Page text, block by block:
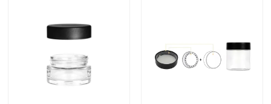
Verzoek om een Citaat